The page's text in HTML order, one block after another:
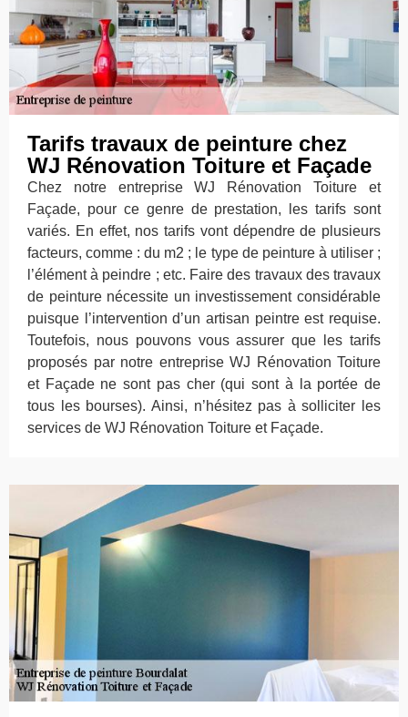
Tarifs travaux de peinture chez
WJ Rénovation Toiture et Façade
Chez notre entreprise WJ Rénovation Toiture et
Façade, pour ce genre de prestation, les tarifs sont
variés. En effet, nos tarifs vont dépendre de plusieurs
facteurs, comme : du m2 ; le type de peinture à utiliser ;
l’élément à peindre ; etc. Faire des travaux des travaux
de peinture nécessite un investissement considérable
puisque l’intervention d’un artisan peintre est requise.
Toutefois, nous pouvons vous assurer que les tarifs
proposés par notre entreprise WJ Rénovation Toiture
et Façade ne sont pas cher (qui sont à la portée de
tous les bourses). Ainsi, n’hésitez pas à solliciter les
services de WJ Rénovation Toiture et Façade.